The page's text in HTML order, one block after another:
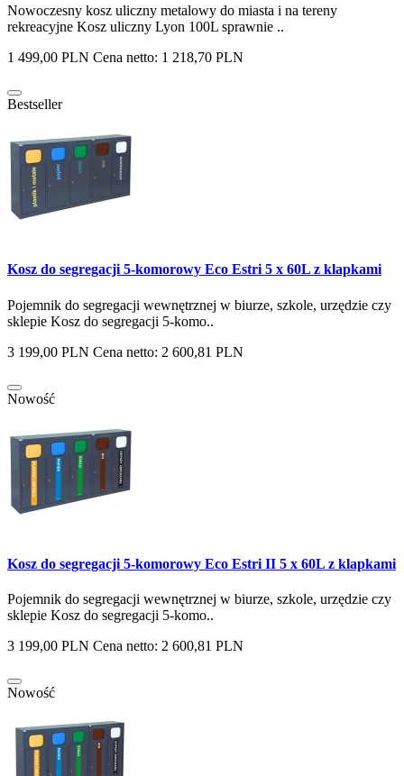
Nowoczesny kosz uliczny metalowy do miasta i na tereny
rekreacyjne Kosz uliczny Lyon 100L sprawnie ..
1 499,00 PLN Cena netto: 1 218,70 PLN
Bestseller
Kosz do segregacji 5-komorowy Eco Estri 5 x 60L z klapkami
Pojemnik do segregacji wewnętrznej w biurze, szkole, urzędzie czy
sklepie Kosz do segregacji 5-komo..
3 199,00 PLN Cena netto: 2 600,81 PLN
Nowość
Kosz do segregacji 5-komorowy Eco Estri II 5 x 60L z klapkami
Pojemnik do segregacji wewnętrznej w biurze, szkole, urzędzie czy
sklepie Kosz do segregacji 5-komo..
3 199,00 PLN Cena netto: 2 600,81 PLN
Nowość